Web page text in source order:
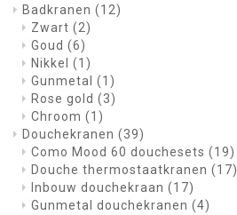
Badkranen (12)
Zwart (2)
Goud (6)
Nikkel (1)
Gunmetal (1)
Rose gold (3)
Chroom (1)
Douchekranen (39)
Como Mood 60 douchesets (19)
Douche thermostaatkranen (17)
Inbouw douchekraan (17)
Gunmetal douchekranen (4)